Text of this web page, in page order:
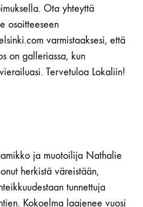
Ota yhteyttä
osoitteeseen
varmistaaksesi, että
on galleriassa, kun
Tervetuloa Lokaliin!
ja muotoilija Nathalie
herkistä väreistään,
tunnettuja
Kokoelma laajenee vuosi